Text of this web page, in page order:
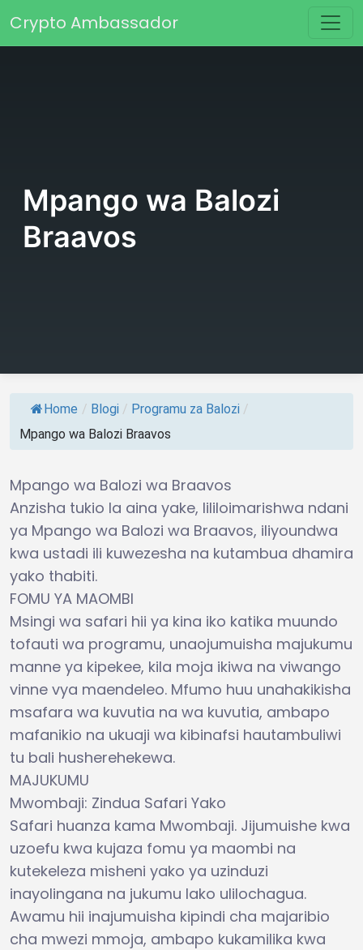
Main Navigation
Crypto Ambassador
Mpango wa Balozi
Braavos
Home / Blogi / Programu za Balozi /
Mpango wa Balozi Braavos
Mpango wa Balozi wa Braavos
Anzisha tukio la aina yake, lililoimarishwa ndani
ya Mpango wa Balozi wa Braavos, iliyoundwa
kwa ustadi ili kuwezesha na kutambua dhamira
yako thabiti.
FOMU YA MAOMBI
Msingi wa safari hii ya kina iko katika muundo
tofauti wa programu, unaojumuisha majukumu
manne ya kipekee, kila moja ikiwa na viwango
vinne vya maendeleo. Mfumo huu unahakikisha
msafara wa kuvutia na wa kuvutia, ambapo
mafanikio na ukuaji wa kibinafsi hautambuliwi
tu bali husherehekewa.
MAJUKUMU
Mwombaji: Zindua Safari Yako
Safari huanza kama Mwombaji. Jijumuishe kwa
uzoefu kwa kujaza fomu ya maombi na
kutekeleza misheni yako ya uzinduzi
inayolingana na jukumu lako ulilochagua.
Awamu hii inajumuisha kipindi cha majaribio
cha mwezi mmoja, ambapo kukamilika kwa